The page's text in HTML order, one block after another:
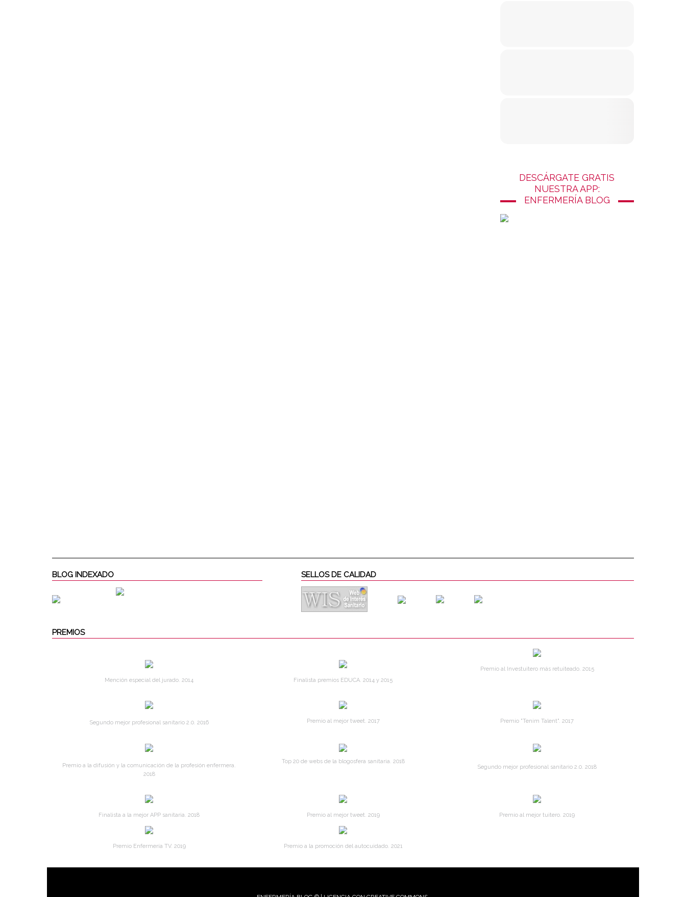
DESCÁRGATE GRATIS
NUESTRA APP:
ENFERMERÍA BLOG
BLOG INDEXADO SELLOS DE CALIDAD
PREMIOS
Mención especial del jurado. 2014 Finalista premios EDUCA. 2014 y 2015
Premio al Investuitero más retuiteado. 2015
Segundo mejor profesional sanitario 2.0. 2016 Premio al mejor tweet. 2017 Premio "Tenim Talent". 2017
Premio a la difusión y la comunicación de la profesión enfermera.
2018
Top 20 de webs de la blogosfera sanitaria. 2018
Segundo mejor profesional sanitario 2.0. 2018
Finalista a la mejor APP sanitaria. 2018 Premio al mejor tweet. 2019 Premio al mejor tuitero. 2019
Premio Enfermería TV. 2019 Premio a la promoción del autocuidado. 2021